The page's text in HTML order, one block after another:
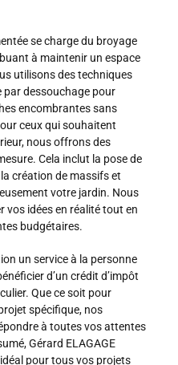
se charge du broyage
à maintenir un espace
utilisons des techniques
par dessouchage pour
encombrantes sans
ceux qui souhaitent
nous offrons des
Cela inclut la pose de
création de massifs et
votre jardin. Nous
vos idées en réalité tout en
budgétaires.
un service à la personne
d’un crédit d’impôt
Que ce soit pour
spécifique, nos
à toutes vos attentes
Gérard ELAGAGE
pour tous vos projets